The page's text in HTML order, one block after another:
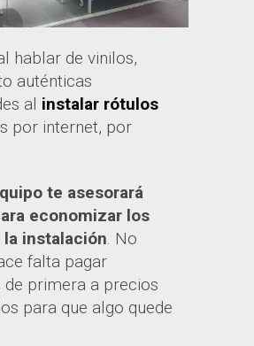
hablar de vinilos,
auténticas
al instalar rótulos
por internet, por
te asesorará
economizar los
instalación . No
falta pagar
de primera a precios
para que algo quede